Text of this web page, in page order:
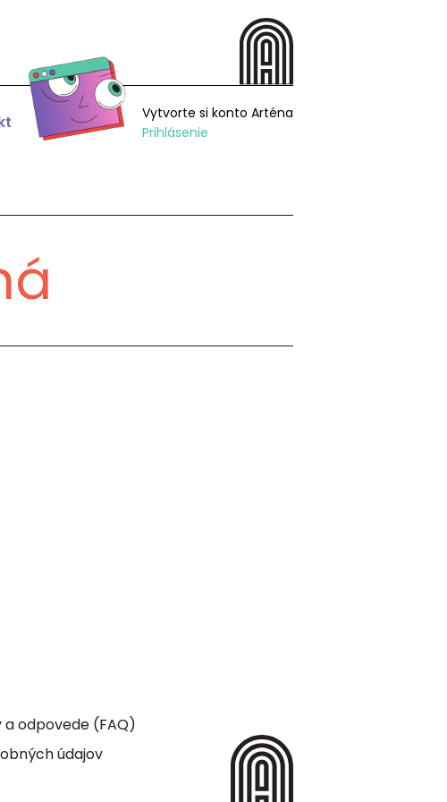
Vytvorte si konto Arténa
Prihlásenie
a odpovede (FAQ)
údajov